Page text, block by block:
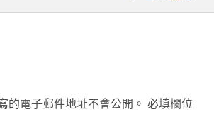
的電子郵件地址不會公開。 必填欄位